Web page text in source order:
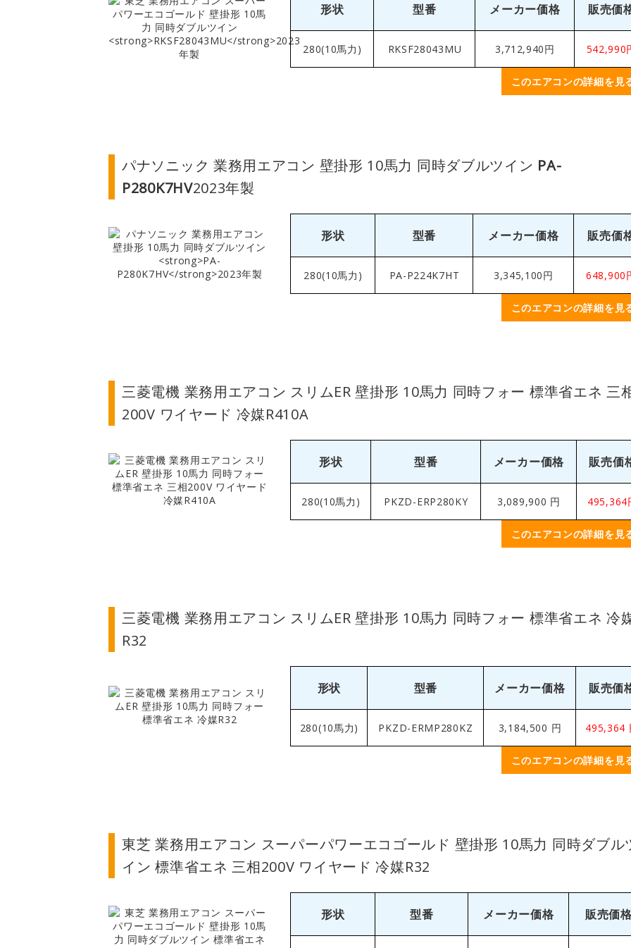
形状 型番 メーカー価格 販売価
280(10馬力) RKSF28043MU 3,712,940円 542,990
このエアコンの詳細を見
パナソニック 業務用エアコン 壁掛形 10馬力 同時ダブルツイン PA-
P280K7HV2023年製
形状 型番 メーカー価格 販売価
280(10馬力) PA-P224K7HT 3,345,100円 648,900
このエアコンの詳細を見
三菱電機 業務用エアコン スリムER 壁掛形 10馬力 同時フォー 標準省エネ 三
200V ワイヤード 冷媒R410A
形状 型番 メーカー価格 販売価
280(10馬力) PKZD-ERP280KY 3,089,900 円 495,364
このエアコンの詳細を見
三菱電機 業務用エアコン スリムER 壁掛形 10馬力 同時フォー 標準省エネ 冷
R32
形状 型番 メーカー価格 販売価
280(10馬力) PKZD-ERMP280KZ 3,184,500 円 495,364
このエアコンの詳細を見
東芝 業務用エアコン スーパーパワーエコゴールド 壁掛形 10馬力 同時ダブル
イン 標準省エネ 三相200V ワイヤード 冷媒R32
形状 型番 メーカー価格 販売価格